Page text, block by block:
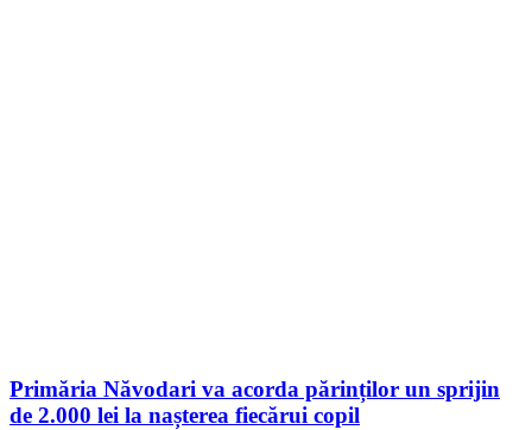
Primăria Năvodari va acorda părinților un sprijin
de 2.000 lei la nașterea fiecărui copil